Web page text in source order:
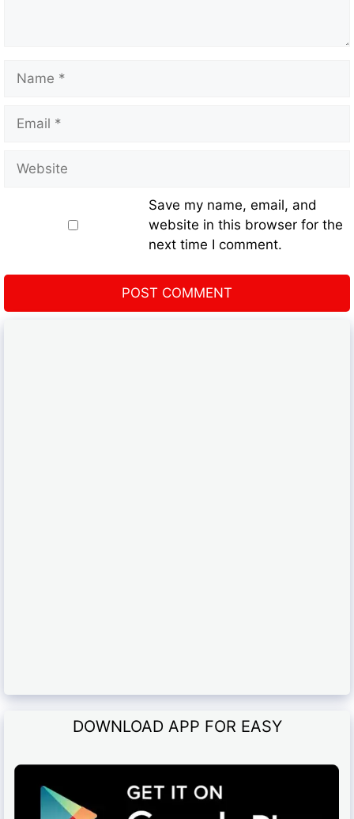
Save my name, email, and
website in this browser for the
next time I comment.
DOWNLOAD APP FOR EASY